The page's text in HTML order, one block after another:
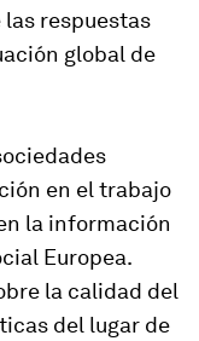
respuestas
global de
en el trabajo
la información
Europea.
la calidad del
del lugar de